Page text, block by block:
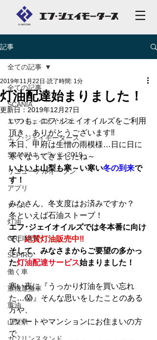
記事
全ての記事
SCANIA
エフ･ジェイオイルズ
エフ･ジェイモータース
SCANIAキャラバン2019
リニューアルオープン
アプリ
タイヤ
灯油
GREINER
SEFIRO
働く車
重機運搬車
重油
山梨県
全ての記事
灯油配達始まりました！
2019年11月22日 読了時間: 1分
更新日： 2019年12月27日
いつも、エフ･ジェイオイルズをご利用
頂き、ありがとうございます‼
本日、甲府は生憎の雨模様…日に日に
寒くなってきましたね～
いよいよ山梨も寒～い寒い冬の到来で
す！
みなさん、冬支度はお済みですか？
冬といえば石油ストーブ！
エフ･ジェイオイルズでは冬本番に向け
て、絶賛灯油販売中‼
そして、みなさまからご要望の多かっ
た灯油配達サービス始まりました！
寒い夜に『うっかり灯油を買い忘れ
た…😱』そんな思いをしたことのある
方や、
アパートやマンションにお住まいの方
で、